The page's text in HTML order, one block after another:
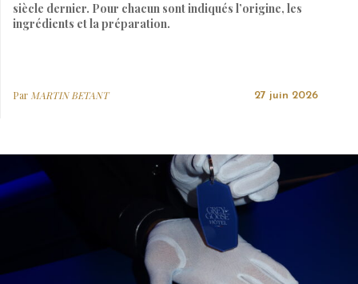
siècle dernier. Pour chacun sont indiqués l’origine, les
ingrédients et la préparation.
ParMARTIN BETANT 27 juin 2026